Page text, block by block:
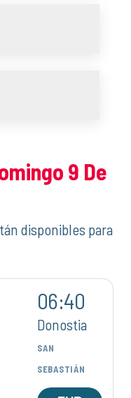
9 De
disponibles para
06:40
Donostia
SAN
SEBASTIÁN